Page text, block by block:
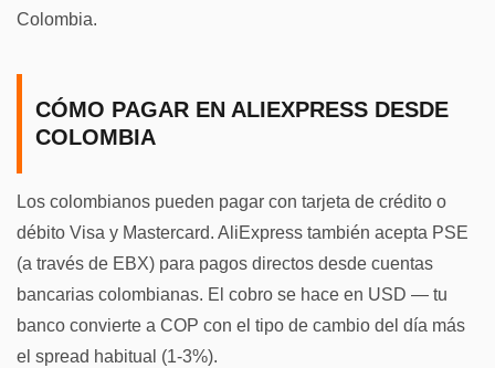
Colombia.
CÓMO PAGAR EN ALIEXPRESS DESDE
COLOMBIA
Los colombianos pueden pagar con tarjeta de crédito o
débito Visa y Mastercard. AliExpress también acepta PSE
(a través de EBX) para pagos directos desde cuentas
bancarias colombianas. El cobro se hace en USD — tu
banco convierte a COP con el tipo de cambio del día más
el spread habitual (1-3%).